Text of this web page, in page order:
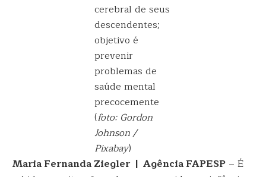
cerebral de seus
descendentes;
objetivo é
prevenir
problemas de
saúde mental
precocemente
(foto: Gordon
Johnson /
Pixabay)
Maria Fernanda Ziegler | Agência FAPESP – É